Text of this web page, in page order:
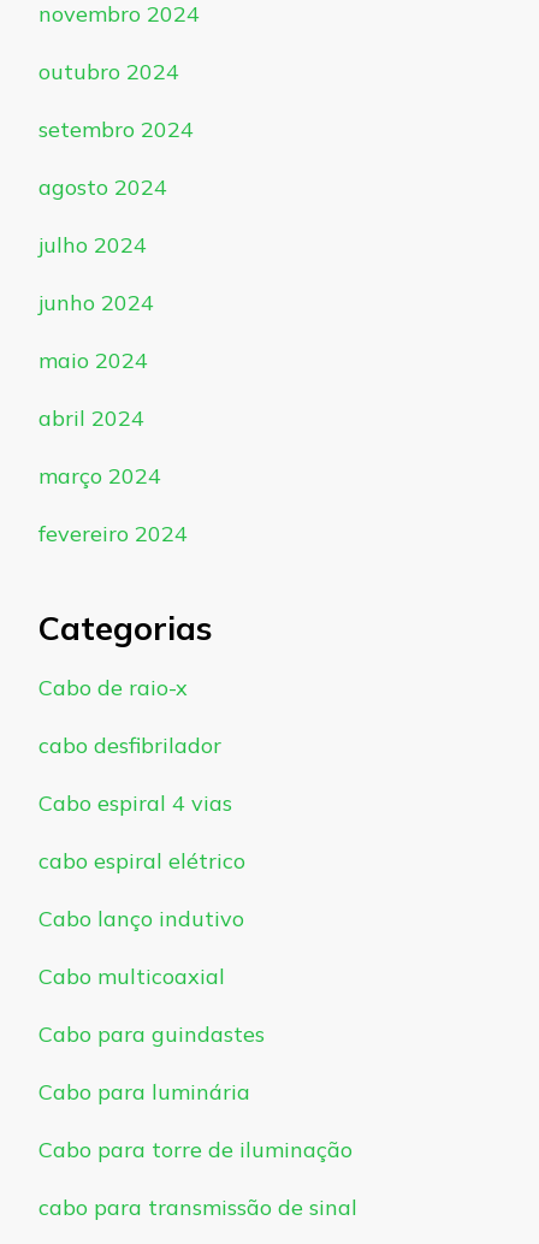
novembro 2024
outubro 2024
setembro 2024
agosto 2024
julho 2024
junho 2024
maio 2024
abril 2024
março 2024
fevereiro 2024
Categorias
Cabo de raio-x
cabo desfibrilador
Cabo espiral 4 vias
cabo espiral elétrico
Cabo lanço indutivo
Cabo multicoaxial
Cabo para guindastes
Cabo para luminária
Cabo para torre de iluminação
cabo para transmissão de sinal